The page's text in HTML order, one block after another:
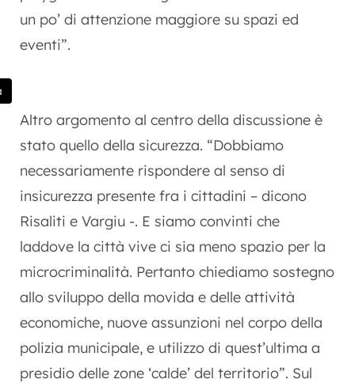
un po’ di attenzione maggiore su spazi ed
eventi”.
Altro argomento al centro della discussione è
stato quello della sicurezza. “Dobbiamo
necessariamente rispondere al senso di
insicurezza presente fra i cittadini – dicono
Risaliti e Vargiu -. E siamo convinti che
laddove la città vive ci sia meno spazio per la
microcriminalità. Pertanto chiediamo sostegno
allo sviluppo della movida e delle attività
economiche, nuove assunzioni nel corpo della
polizia municipale, e utilizzo di quest’ultima a
presidio delle zone ‘calde’ del territorio”. Sul